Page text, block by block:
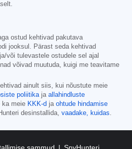
ostud kehtivad pakutava
jooksul. Pärast seda kehtivad
või tulevastele ostudele sel ajal
võivad muutuda, kuigi me teavitame
ainult siis, kui nõustute meie
poliitikaja allahindluste
ka meie KKK-d ja ohtude hindamise
desinstallida, vaadake, kuidas.